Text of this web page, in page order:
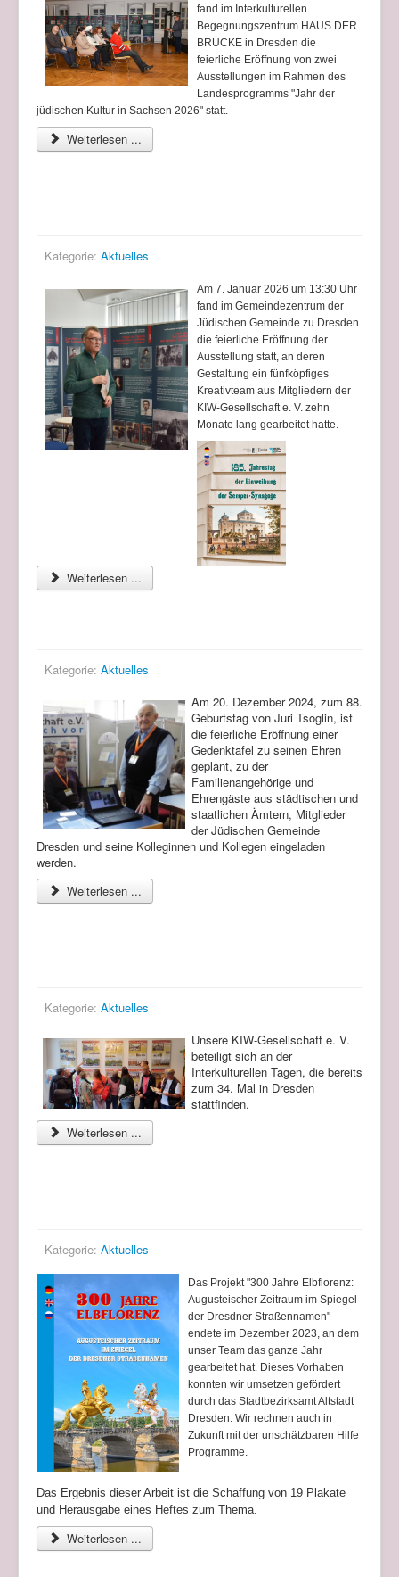
fand im Interkulturellen
Begegnungszentrum HAUS DER
BRÜCKE in Dresden die
feierliche Eröffnung von zwei
Ausstellungen im Rahmen des
Landesprogramms "Jahr der
jüdischen Kultur in Sachsen 2026" statt.
Weiterlesen ...
Kategorie: Aktuelles
Am 7. Januar 2026 um 13:30 Uhr
fand im Gemeindezentrum der
Jüdischen Gemeinde zu Dresden
die feierliche Eröffnung der
Ausstellung statt, an deren
Gestaltung ein fünfköpfiges
Kreativteam aus Mitgliedern der
KIW-Gesellschaft e. V. zehn
Monate lang gearbeitet hatte.
Weiterlesen ...
Kategorie: Aktuelles
Am 20. Dezember 2024, zum 88.
Geburtstag von Juri Tsoglin, ist
die feierliche Eröffnung einer
Gedenktafel zu seinen Ehren
geplant, zu der
Familienangehörige und
Ehrengäste aus städtischen und
staatlichen Ämtern, Mitglieder
der Jüdischen Gemeinde
Dresden und seine Kolleginnen und Kollegen eingeladen
werden.
Weiterlesen ...
Kategorie: Aktuelles
Unsere KIW-Gesellschaft e. V.
beteiligt sich an der
Interkulturellen Tagen, die bereits
zum 34. Mal in Dresden
stattfinden.
Weiterlesen ...
Kategorie: Aktuelles
Das Projekt "300 Jahre Elbflorenz:
Augusteischer Zeitraum im Spiegel
der Dresdner Straßennamen"
endete im Dezember 2023, an dem
unser Team das ganze Jahr
gearbeitet hat. Dieses Vorhaben
konnten wir umsetzen gefördert
durch das Stadtbezirksamt Altstadt
Dresden. Wir rechnen auch in
Zukunft mit der unschätzbaren Hilfe
Programme.
Das Ergebnis dieser Arbeit ist die Schaffung von 19 Plakate
und Herausgabe eines Heftes zum Thema
Weiterlesen ...